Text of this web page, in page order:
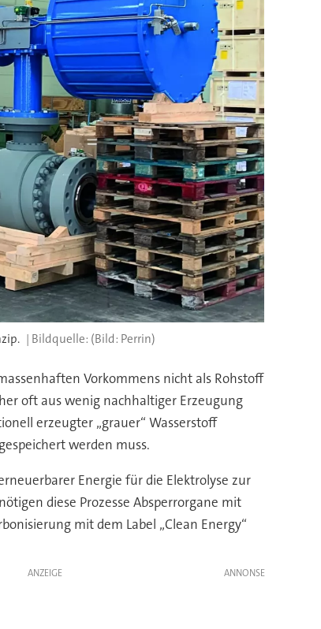
(Bild: Perrin)
Vorkommens nicht als Rohstoff
oft aus wenig nachhaltiger Erzeugung
erzeugter „grauer“ Wasserstoff
werden muss.
Energie für die Elektrolyse zur
diese Prozesse Absperrorgane mit
mit dem Label „Clean Energy“
ANZEIGE